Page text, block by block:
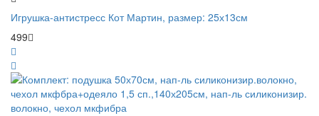
Игрушка-антистресс Кот Мартин, размер: 25х13см
499